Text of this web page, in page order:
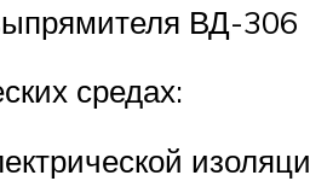
ВД-306
средах: